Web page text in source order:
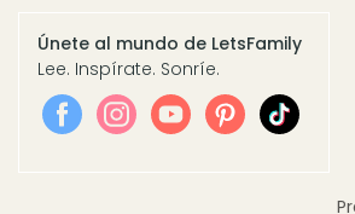
Únete al mundo de LetsFamily
Lee. Inspírate. Sonríe.